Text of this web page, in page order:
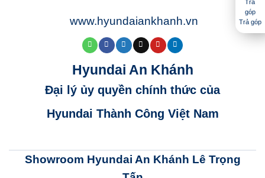
www.hyundaiankhanh.vn
Hyundai An Khánh
Đại lý ủy quyền chính thức của
Hyundai Thành Công Việt Nam
Showroom Hyundai An Khánh Lê Trọng
Trả góp